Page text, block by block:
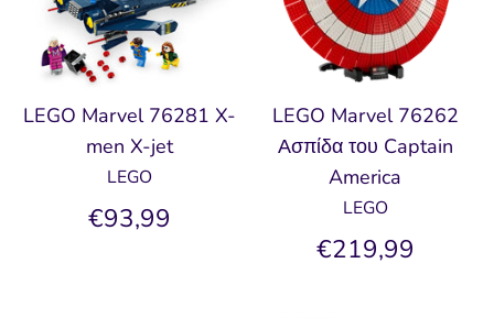
LEGO Marvel 76281 X-
men X-jet
LEGO
€93,99
LEGO Marvel 76262
Ασπίδα του Captain
America
LEGO
€219,99